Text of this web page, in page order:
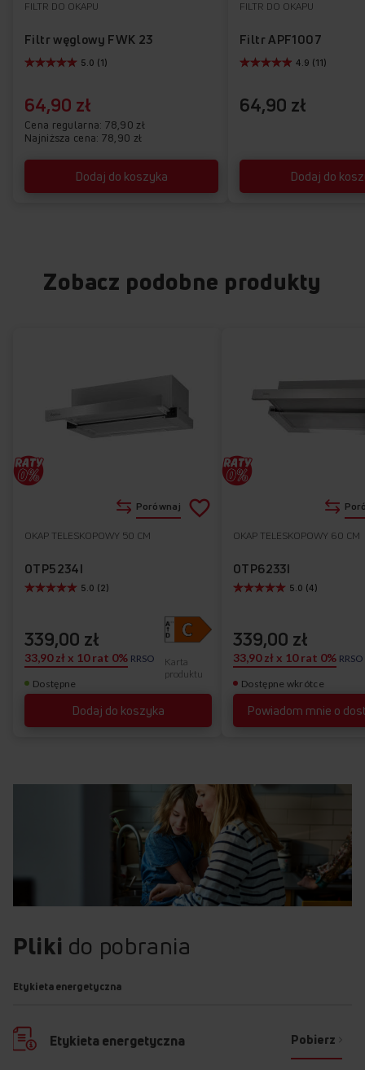
64,90 zł
Cena regularna 78,90 zł
Najniższa cena: 78,90 zł
FILTR DO OKAPU
Filtr węglowy FWK 23
Dodaj do koszyka
5.0 (1)
64,90 zł
FILTR DO OKAPU
Filtr APF1007
Dodaj do
4.9 (11)
Zobacz podobne produkty
Dostępne
OKAP TELESKOPOWY 50 CM
OTP5234I
Dodaj do koszyka
5.0 (2)
Karta
produktu
339,00 zł
33,90 zł x 10 rat 0% RRSO
Porównaj Dodaj
ulubionych
Dostępne wkrótce
OKAP TELESKOPOWY 60 CM
OTP6233I
Powiadom mnie o
5.0 (4)
339,00 zł
33,90 zł x 10 rat 0% RRSO
Pliki do pobrania
Etykieta energetyczna
Etykieta energetyczna Pobierz